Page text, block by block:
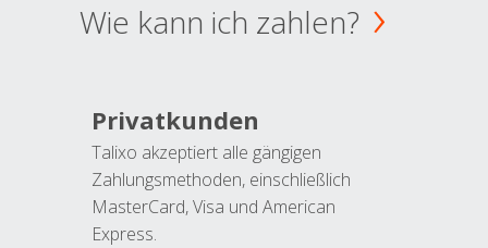
Wie kann ich zahlen?
Privatkunden
Talixo akzeptiert alle gängigen
Zahlungsmethoden, einschließlich
MasterCard, Visa und American
Express.